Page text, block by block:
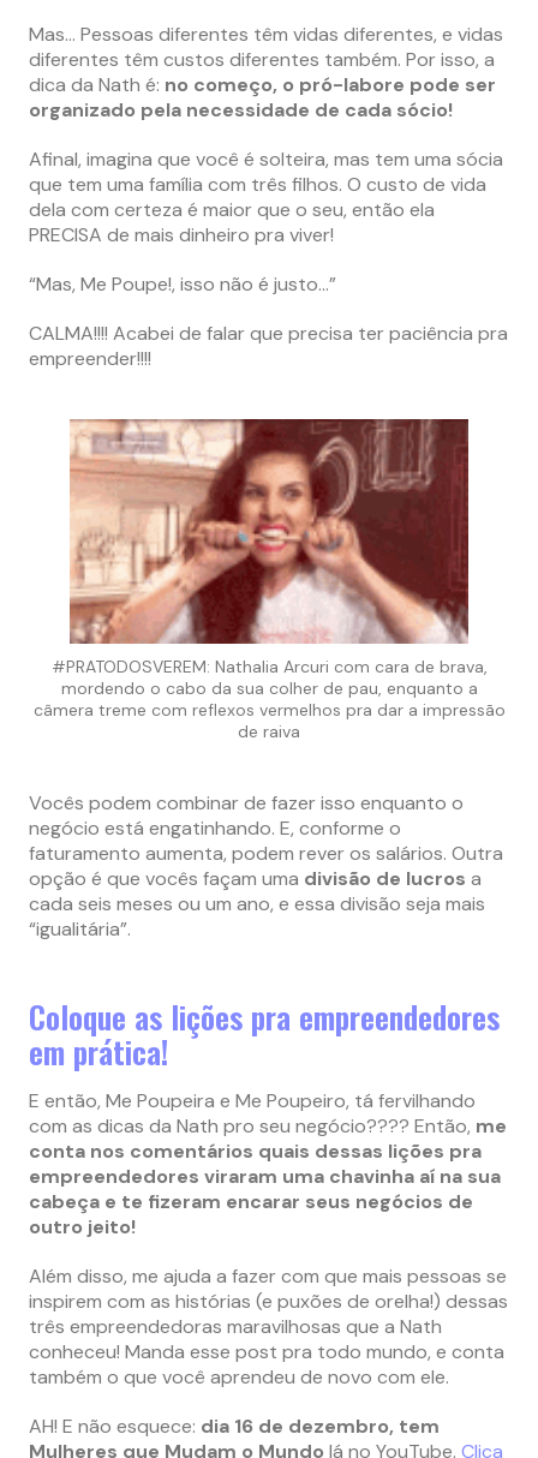
Mas… Pessoas diferentes têm vidas diferentes, e vidas
diferentes têm custos diferentes também. Por isso, a
dica da Nath é: no começo, o pró-labore pode ser
organizado pela necessidade de cada sócio!
Afinal, imagina que você é solteira, mas tem uma sócia
que tem uma família com três filhos. O custo de vida
dela com certeza é maior que o seu, então ela
PRECISA de mais dinheiro pra viver!
“Mas, Me Poupe!, isso não é justo…”
CALMA!!!! Acabei de falar que precisa ter paciência pra
empreender!!!!
#PRATODOSVEREM: Nathalia Arcuri com cara de brava,
mordendo o cabo da sua colher de pau, enquanto a
câmera treme com reflexos vermelhos pra dar a impressão
de raiva
Vocês podem combinar de fazer isso enquanto o
negócio está engatinhando. E, conforme o
faturamento aumenta, podem rever os salários. Outra
opção é que vocês façam uma divisão de lucros a
cada seis meses ou um ano, e essa divisão seja mais
“igualitária”.
Coloque as lições pra empreendedores
em prática!
E então, Me Poupeira e Me Poupeiro, tá fervilhando
com as dicas da Nath pro seu negócio???? Então, me
conta nos comentários quais dessas lições pra
empreendedores viraram uma chavinha aí na sua
cabeça e te fizeram encarar seus negócios de
outro jeito!
Além disso, me ajuda a fazer com que mais pessoas se
inspirem com as histórias (e puxões de orelha!) dessas
três empreendedoras maravilhosas que a Nath
conheceu! Manda esse post pra todo mundo, e conta
também o que você aprendeu de novo com ele.
AH! E não esquece: dia 16 de dezembro, tem
Mulheres que Mudam o Mundo lá no YouTube. Clica